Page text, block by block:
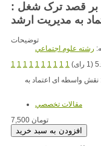
بر قصد ترک شغل :
به مدیریت ارشد
توضیحات
رشته علوم اجتماعي
1 1 1 1 1 1 1 1 1 1
واسطه ای اعتماد به
مقالات تخصصي
7,500 تومان